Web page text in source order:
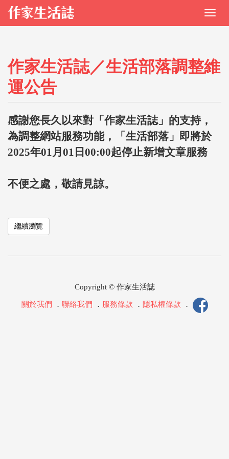
作家生活誌／生活部落調整維
運公告
感謝您長久以來對「作家生活誌」的支持，
為調整網站服務功能，「生活部落」即將於
2025年01月01日00:00起停止新增文章服務
不便之處，敬請見諒。
繼續瀏覽
Copyright © 作家生活誌
關於我們 ． 聯絡我們 ． 服務條款 ． 隱私權條款 ．